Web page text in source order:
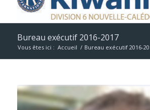
Bureau exécutif 2016-2017
Vous êtes ici : Accueil / Bureau exécutif 2016-